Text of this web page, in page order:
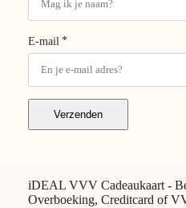
E-mail *
Verzenden
iDEAL VVV Cadeaukaart -
Overboeking, Creditcard of